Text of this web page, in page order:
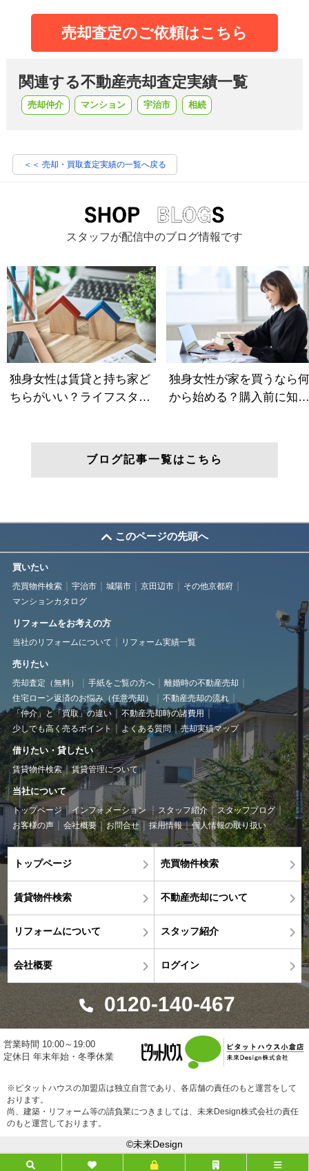
売却査定のご依頼はこちら
関連する不動産売却査定実績一覧
売却仲介 マンション 宇治市 相続
＜＜ 売却・買取査定実績の一覧へ戻る
スタッフが配信中のブログ情報です
ブログ記事一覧はこちら
このページの先頭へ
買いたい
売買物件検索 宇治市 城陽市 京田辺市
その他京都府
マンションカタログ
リフォームをお考えの方
当社のリフォームについて リフォーム実績一覧
売りたい
売却査定（無料） 手紙をご覧の方へ
離婚時の不動産売却
住宅ローン返済のお悩み（任意売却）
不動産売却の流れ
「仲介」と「買取」の違い
不動産売却時の諸費用
少しでも高く売るポイント
よくある質問 売却実績マップ
借りたい・貸したい
賃貸物件検索 賃貸管理について
当社について
トップページ インフォメーション スタッフ紹介
スタッフブログ
お客様の声
会社概要 お問合せ 採用情報 個人情報の取り扱い
トップページ 売買物件検索
賃貸物件検索 不動産売却について
リフォームについて スタッフ紹介
会社概要 ログイン
0120-140-467
営業時間 10:00～19:00
定休日 年末年始・冬季休業
※ピタットハウスの加盟店は独立自営であり、各店舗の責任のもと運営をして
おります。
尚、建築・リフォーム等の請負業につきましては、未来Design株式会社の責任
のもと運営しております。
©未来Design